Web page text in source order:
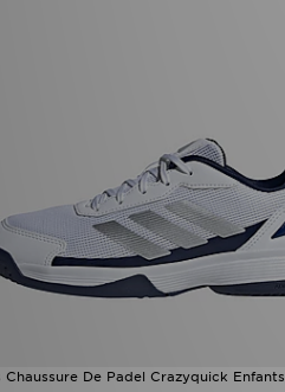
Chaussure De Padel Crazyquick Enfants